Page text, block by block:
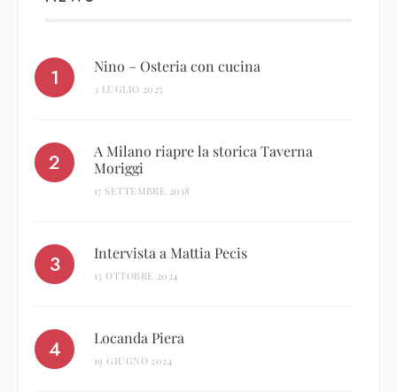
Nino – Osteria con cucina
3 LUGLIO 2025
A Milano riapre la storica Taverna
Moriggi
17 SETTEMBRE 2018
Intervista a Mattia Pecis
13 OTTOBRE 2024
Locanda Piera
19 GIUGNO 2024